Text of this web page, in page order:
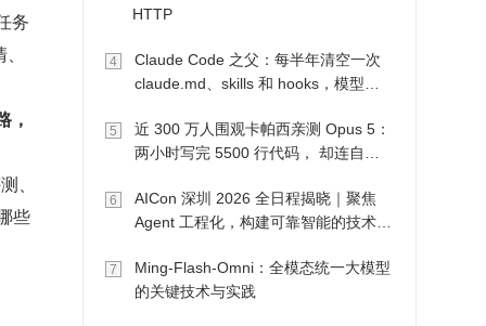
务
，
、
些
HTTP
4
Claude Code 之父：每半年清空一次
claude.md、skills 和 hooks，模型自
5
近 300 万人围观卡帕西亲测 Opus 5：
两小时写完 5500 行代码， 却连自己
6
AICon 深圳 2026 全日程揭晓｜聚焦
Agent 工程化，构建可靠智能的技术路
7
Ming-Flash-Omni：全模态统一大模型
的关键技术与实践